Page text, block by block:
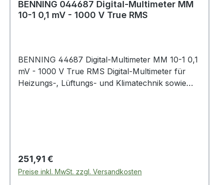
BENNING 044687 Digital-Multimeter MM
10-1 0,1 mV - 1000 V True RMS
BENNING 44687 Digital-Multimeter MM 10-1 0,1
mV - 1000 V True RMS Digital-Multimeter für
Heizungs-, Lüftungs- und Klimatechnik sowie
Wechselspannung 0,1 mV - 1000 V, Gleichstrom
0,1 µA - 0,4 A, Wechselstrom 0,1 0,4 A,
Regulärer Preis:
251,91 €
Preise inkl. MwSt. zzgl. Versandkosten